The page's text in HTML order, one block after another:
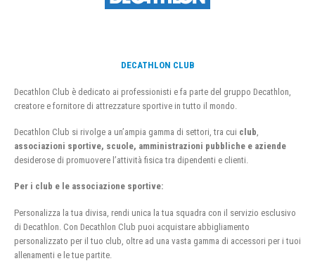
DECATHLON CLUB
Decathlon Club è dedicato ai professionisti e fa parte del gruppo Decathlon,
creatore e fornitore di attrezzature sportive in tutto il mondo.
Decathlon Club si rivolge a un’ampia gamma di settori, tra cui club
associazioni sportive, scuole, amministrazioni pubbliche e aziende
desiderose di promuovere l’attività fisica tra dipendenti e clienti.
Per i club e le associazione sportive:
Personalizza la tua divisa, rendi unica la tua squadra con il servizio esclusivo
di Decathlon. Con Decathlon Club puoi acquistare abbigliamento
personalizzato per il tuo club, oltre ad una vasta gamma di accessori per i tuoi
allenamenti e le tue partite.